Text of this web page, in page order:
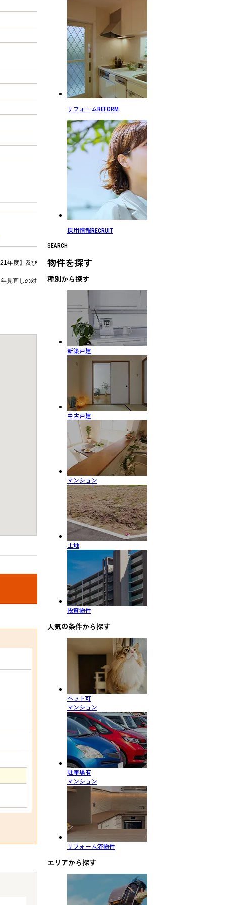
年度】及び
見直しの対
リフォーム REFORM
採用情報 RECRUIT
SEARCH
物件を探す
種別から探す
新築戸建
中古戸建
マンション
土地
投資物件
人気の条件から探す
ペット可
マンション
駐車場有
マンション
リフォーム済物件
エリアから探す